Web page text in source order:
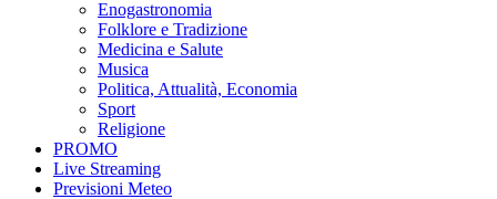
Enogastronomia
Folklore e Tradizione
Medicina e Salute
Musica
Politica, Attualità, Economia
Sport
Religione
PROMO
Live Streaming
Previsioni Meteo